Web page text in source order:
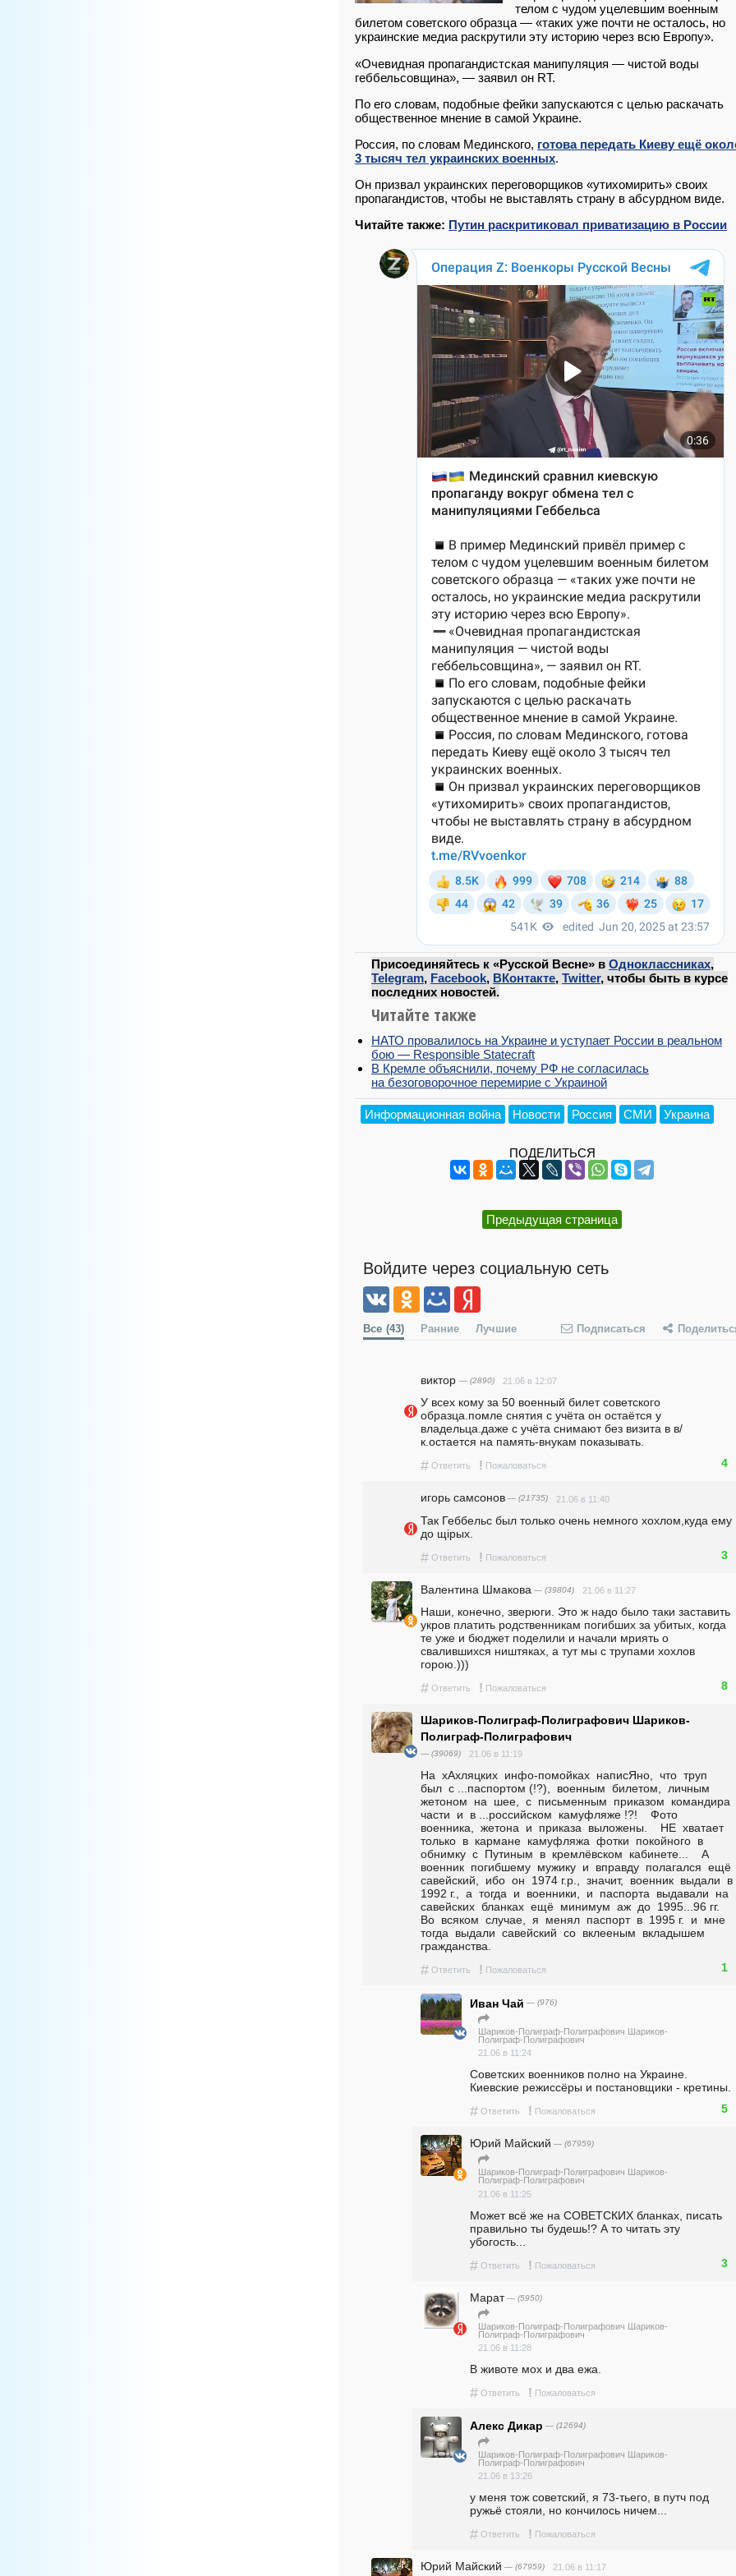
телом с чудом уцелевшим военным
билетом советского образца — «таких уже почти не осталось, но
украинские медиа раскрутили эту историю через всю Европу».
«Очевидная пропагандистская манипуляция — чистой воды
геббельсовщина», — заявил он RT.
По его словам, подобные фейки запускаются с целью раскачать
общественное мнение в самой Украине.
Россия, по словам Мединского, готова передать Киеву ещё
3 тысяч тел украинских военных.
Он призвал украинских переговорщиков «утихомирить» своих
пропагандистов, чтобы не выставлять страну в абсурдном виде.
Читайте также: Путин раскритиковал приватизацию в России
Присоединяйтесь к «Русской Весне» в Одноклассниках,
Telegram, Facebook, ВКонтакте, Twitter, чтобы быть в курсе
последних новостей.
Читайте также
НАТО провалилось на Украине и уступает России в реальном
бою — Responsible Statecraft
В Кремле объяснили, почему РФ не согласилась
на безоговорочное перемирие с Украиной
Информационная война Новости Россия СМИ Украина
ПОДЕЛИТЬСЯ
Предыдущая страница
Войдите через социальную сеть
Все (43) Ранние Лучшие Подписаться
виктор — (2890) 21.06 в 12:07
У всех кому за 50 военный билет советского
образца.помле снятия с учёта он остаётся у
владельца.даже с учёта снимают без визита в в/
к.остается на память-внукам показывать.
# Ответить ! Пожаловаться 4
игорь самсонов — (21735) 21.06 в 11:40
Так Геббельс был только очень немного хохлом,куда ему
до щiрых.
# Ответить ! Пожаловаться 3
Валентина Шмакова — (39804) 21.06 в 11:27
Наши, конечно, зверюги. Это ж надо было таки заставить
укров платить родственникам погибших за убитых, когда
те уже и бюджет поделили и начали мриять о
свалившихся ништяках, а тут мы с трупами хохлов
горою.)))
# Ответить ! Пожаловаться 8
Шариков-Полиграф-Полиграфович Шариков-
Полиграф-Полиграфович
— (39069) 21.06 в 11:19
На  хАхляцких  инфо-помойках  написЯно,  что  труп
был  с ...паспортом (!?),  военным  билетом,  личным
жетоном  на  шее,  с  письменным  приказом  командира
части  и  в ...российском  камуфляже !?!    Фото
военника,  жетона  и  приказа  выложены.    НЕ  хватает
только  в  кармане  камуфляжа  фотки  покойного  в
обнимку  с  Путиным  в  кремлёвском  кабинете...    А
военник  погибшему  мужику  и  вправду  полагался  ещё
савейский,  ибо  он  1974 г.р.,  значит,  военник  выдали  в
1992 г.,  а  тогда  и  военники,  и  паспорта  выдавали  на
савейских  бланках  ещё  минимум  аж  до  1995...96 гг.
Во  всяком  случае,  я  менял  паспорт  в  1995 г.  и  мне
тогда  выдали  савейский  со  вклееным  вкладышем
гражданства.
# Ответить ! Пожаловаться 1
Иван Чай — (976)
Шариков-Полиграф-Полиграфович Шариков-
Полиграф-Полиграфович
21.06 в 11:24
Советских военников полно на Украине.
Киевские режиссёры и постановщики - кретины.
# Ответить ! Пожаловаться 5
Юрий Майский — (67959)
Шариков-Полиграф-Полиграфович Шариков-
Полиграф-Полиграфович
21.06 в 11:25
Может всё же на СОВЕТСКИХ бланках, писать
правильно ты будешь!? А то читать эту
убогость...
# Ответить ! Пожаловаться 3
Марат— (5950)
Шариков-Полиграф-Полиграфович Шариков-
Полиграф-Полиграфович
21.06 в 11:28
В животе мох и два ежа.
# Ответить ! Пожаловаться
Алекс Дикар — (12694)
Шариков-Полиграф-Полиграфович Шариков-
Полиграф-Полиграфович
21.06 в 13:26
у меня тож советский, я 73-тьего, в путч под
ружьё стояли, но кончилось ничем...
# Ответить ! Пожаловаться
Юрий Майский — (67959) 21.06 в 11:17